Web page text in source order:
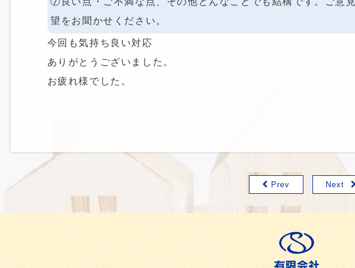
望をお聞かせください。
今回も気持ち良い対応
ありがとうございました。
お疲れ様でした。
Prev Next